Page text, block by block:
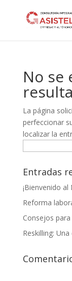
No se
La página
perfeccionar
localizar la
Entradas
¡Bienvenido
Reforma
Consejos
Reskilling: